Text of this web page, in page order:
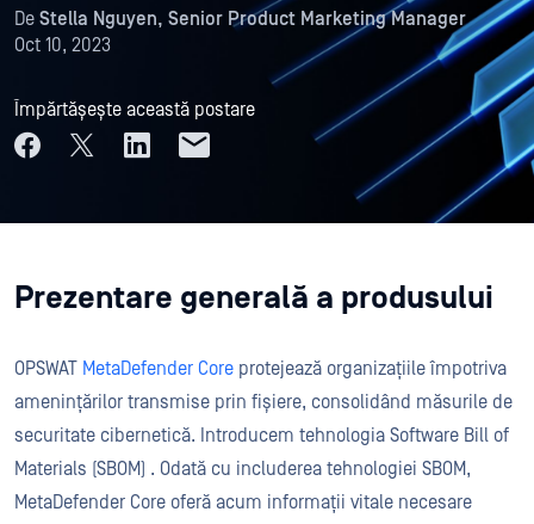
De Stella Nguyen, Senior Product Marketing Manager
Oct 10, 2023
Împărtășește această postare
Prezentare generală a produsului
OPSWAT MetaDefender Core protejează organizațiile împotriva
amenințărilor transmise prin fișiere, consolidând măsurile de
securitate cibernetică. Introducem tehnologia Software Bill of
Materials (SBOM) . Odată cu includerea tehnologiei SBOM,
MetaDefender Core oferă acum informații vitale necesare